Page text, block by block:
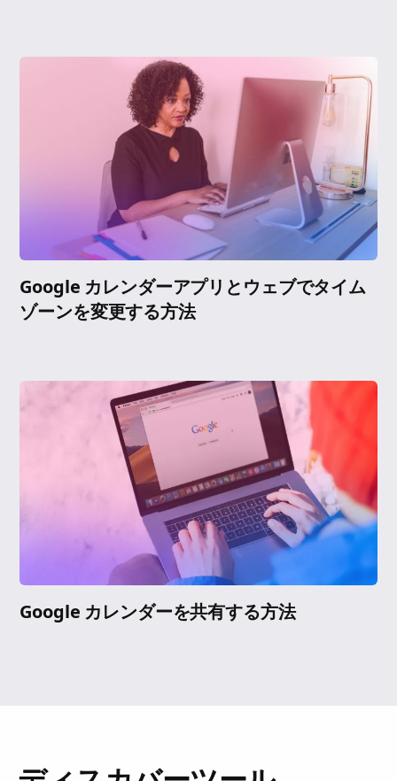
Google カレンダーアプリとウェブでタイム
ゾーンを変更する方法
Google カレンダーを共有する方法